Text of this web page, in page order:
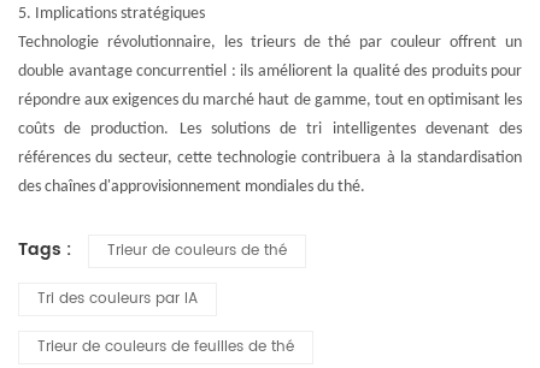
5. Implications stratégiques
Technologie révolutionnaire, les trieurs de thé par couleur offrent un
double avantage concurrentiel : ils améliorent la qualité des produits pour
répondre aux exigences du marché haut de gamme, tout en optimisant les
coûts de production. Les solutions de tri intelligentes devenant des
références du secteur, cette technologie contribuera à la standardisation
des chaînes d'approvisionnement mondiales du thé.
Tags : Trieur de couleurs de thé
Tri des couleurs par IA
Trieur de couleurs de feuilles de thé